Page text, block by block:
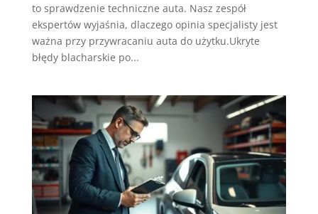
to sprawdzenie techniczne auta. Nasz zespół
ekspertów wyjaśnia, dlaczego opinia specjalisty jest
ważna przy przywracaniu auta do użytku.Ukryte
błędy blacharskie po...